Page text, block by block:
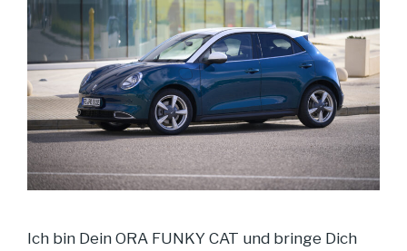
Ich bin Dein ORA FUNKY CAT und bringe Dich